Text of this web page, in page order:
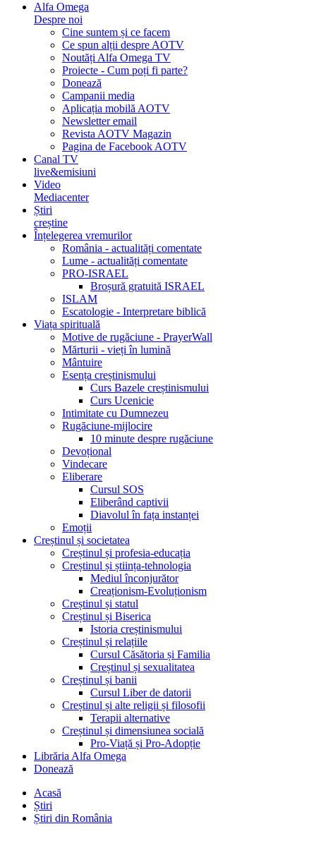
Alfa Omega
Despre noi
Cine suntem și ce facem
Ce spun alții despre AOTV
Noutăți Alfa Omega TV
Proiecte - Cum poți fi parte?
Donează
Campanii media
Aplicația mobilă AOTV
Newsletter email
Revista AOTV Magazin
Pagina de Facebook AOTV
Canal TV
live&emisiuni
Video
Mediacenter
Știri
creștine
Înțelegerea vremurilor
România - actualități comentate
Lume - actualități comentate
PRO-ISRAEL
Broșură gratuită ISRAEL
ISLAM
Escatologie - Interpretare biblică
Viața spirituală
Motive de rugăciune - PrayerWall
Mărturii - vieți în lumină
Mântuire
Esența creștinismului
Curs Bazele creștinismului
Curs Ucenicie
Intimitate cu Dumnezeu
Rugăciune-mijlocire
10 minute despre rugăciune
Devoțional
Vindecare
Eliberare
Cursul SOS
Eliberând captivii
Diavolul în fața instanței
Emoții
Creștinul și societatea
Creștinul și profesia-educația
Creștinul și știința-tehnologia
Mediul înconjurător
Creaționism-Evoluționism
Creștinul și statul
Creștinul și Biserica
Istoria creștinismului
Creștinul și relațiile
Cursul Căsătoria și Familia
Creștinul și sexualitatea
Creștinul și banii
Cursul Liber de datorii
Creștinul și alte religii și filosofii
Terapii alternative
Creștinul și dimensiunea socială
Pro-Viață și Pro-Adopție
Librăria Alfa Omega
Donează
Acasă
Știri
Știri din România